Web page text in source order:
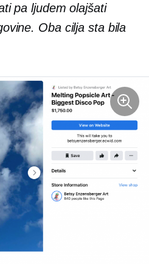
pa ljudem olajšati
Oba cilja sta bila